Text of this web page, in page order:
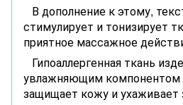
В дополнение к этому,
стимулирует и тонизирует
приятное массажное
Гипоаллергенная ткань
увлажняющим компонентом
защищает кожу и ухаживает